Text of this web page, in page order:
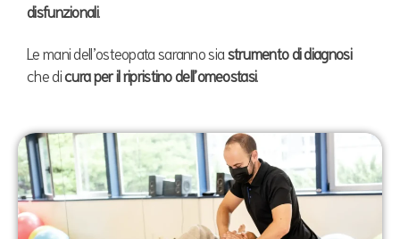
disfunzionali.
Le mani dell’osteopata saranno sia strumento di diagnosi
che dicura per il ripristino dell’omeostasi.